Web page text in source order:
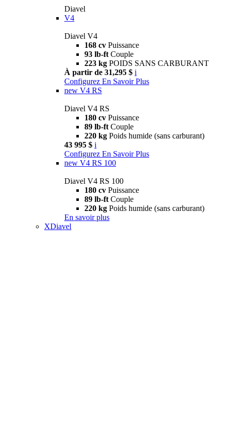
Diavel
V4
Diavel V4
168 cv Puissance
93 lb-ft Couple
223 kg POIDS SANS CARBURANT
À partir de 31,295 $ i
Configurez En Savoir Plus
new V4 RS
Diavel V4 RS
180 cv Puissance
89 lb-ft Couple
220 kg Poids humide (sans carburant)
43 995 $ i
Configurez En Savoir Plus
new V4 RS 100
Diavel V4 RS 100
180 cv Puissance
89 lb-ft Couple
220 kg Poids humide (sans carburant)
En savoir plus
XDiavel